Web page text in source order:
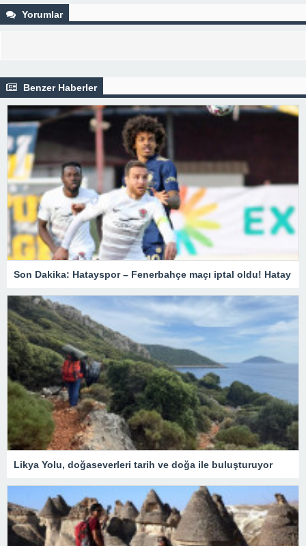
Yorumlar
Benzer Haberler
Son Dakika: Hatayspor – Fenerbahçe maçı iptal oldu! Hatay
Likya Yolu, doğaseverleri tarih ve doğa ile buluşturuyor